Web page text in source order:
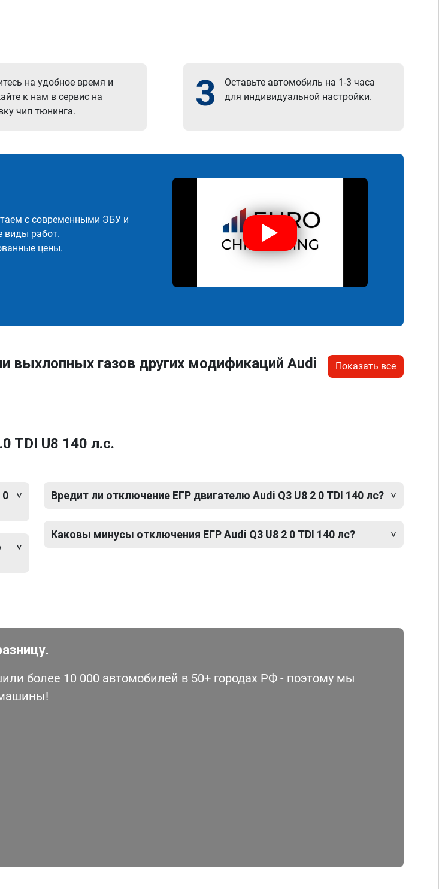
на удобное время и
к нам в сервис на
чип тюнинга.
3
Оставьте автомобиль на 1-3 часа
для индивидуальной настройки.
с современными ЭБУ и
виды работ.
цены.
выхлопных газов других модификаций Audi
Показать все
TDI U8 140 л.с.
0
Вредит ли отключение ЕГР двигателю Audi Q3 U8 2 0 TDI 140 лс?
Каковы минусы отключения ЕГР Audi Q3 U8 2 0 TDI 140 лс?
более 10 000 автомобилей в 50+ городах РФ - поэтому мы